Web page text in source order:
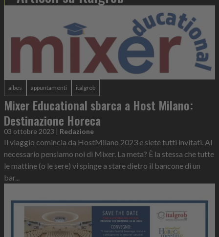
aibes appuntamenti italgrob
Mixer Educational sbarca a Host Milano:
Destinazione Horeca
03 ottobre 2023 Redazione
Il viaggio comincia da HostMilano 2023 e siete tutti invitati. Al
necessario pensiamo noi di Mixer. La meta? È la stessa che tutte
le mattine (o le sere) vi spinge a stare dietro il bancone di un
bar...